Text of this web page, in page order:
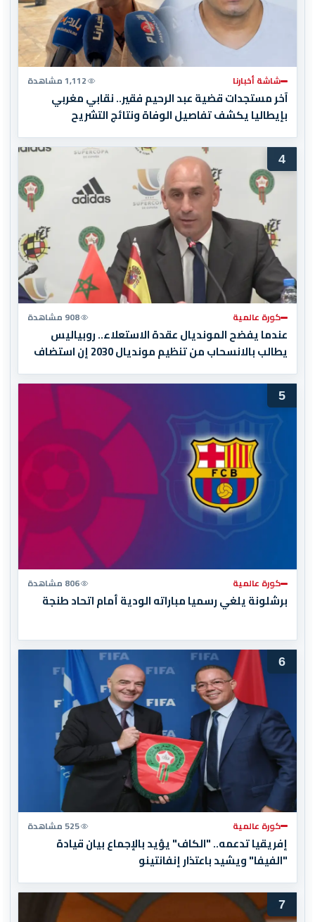
شاشة أخبارنا 1,112 مشاهدة
آخر مستجدات قضية عبد الرحيم فقير.. نقابي مغربي
بإيطاليا يكشف تفاصيل الوفاة ونتائج التشريح
4
كورة عالمية 908 مشاهدة
عندما يفضح المونديال عقدة الاستعلاء.. روبياليس
يطالب بالانسحاب من تنظيم مونديال 2030 إن استضاف
المغرب المباراة النهائية!
5
كورة عالمية 806 مشاهدة
برشلونة يلغي رسميا مباراته الودية أمام اتحاد طنجة
6
كورة عالمية 525 مشاهدة
إفريقيا تدعمه.. "الكاف" يؤيد بالإجماع بيان قيادة
"الفيفا" ويشيد باعتذار إنفانتينو
7